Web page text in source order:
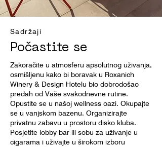
Sadržaji
Počastite se
Zakoračite u atmosferu apsolutnog uživanja,
osmišljenu kako bi boravak u Roxanich
Winery & Design Hotelu bio dobrodošao
predah od Vaše svakodnevne rutine.
Opustite se u našoj wellness oazi. Okupajte
se u vanjskom bazenu. Organizirajte
privatnu zabavu u prostoru disko kluba.
Posjetite lobby bar ili sobu za uživanje u
cigarama i uživajte u širokom izboru